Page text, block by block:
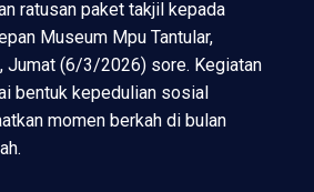
ratusan paket takjil kepada
Museum Mpu Tantular,
Jumat (6/3/2026) sore. Kegiatan
bentuk kepedulian sosial
momen berkah di bulan